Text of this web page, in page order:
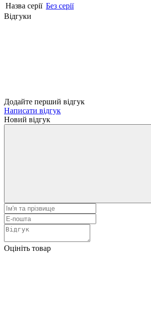
Назва серії Без серії
Відгуки
Додайте перший відгук
Написати відгук
Новий відгук
Оцініть товар